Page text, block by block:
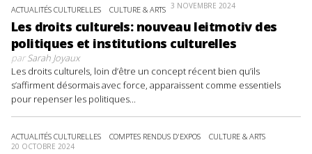
ACTUALITÉS CULTURELLES CULTURE & ARTS 3 NOVEMBRE 2024
Les droits culturels: nouveau leitmotiv des
politiques et institutions culturelles
parSarah Joyaux
Les droits culturels, loin d’être un concept récent bien qu’ils
s’affirment désormais avec force, apparaissent comme essentiels
pour repenser les politiques...
ACTUALITÉS CULTURELLES COMPTES RENDUS D'EXPOS CULTURE & ARTS
20 OCTOBRE 2024